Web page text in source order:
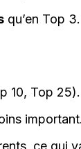
qu’en Top 3.
10, Top 25).
important.
ce qui